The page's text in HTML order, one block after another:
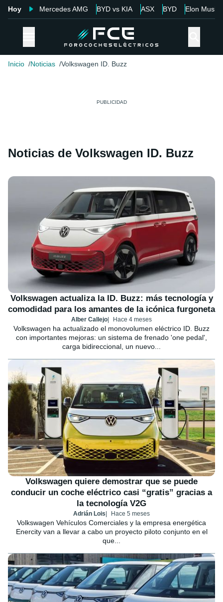
Hoy Mercedes AMG BYD vs KIA ASX BYD Elon Musk
Inicio Noticias Volkswagen ID. Buzz
Noticias de Volkswagen ID. Buzz
Volkswagen actualiza la ID. Buzz: más tecnología y
comodidad para los amantes de la icónica furgoneta
Alber Callejo Hace 4 meses
Volkswagen ha actualizado el monovolumen eléctrico ID. Buzz
con importantes mejoras: un sistema de frenado 'one pedal',
carga bidireccional, un nuevo...
Volkswagen quiere demostrar que se puede
conducir un coche eléctrico casi “gratis” gracias a
la tecnología V2G
Adrián Lois Hace 5 meses
Volkswagen Vehículos Comerciales y la empresa energética
Enercity van a llevar a cabo un proyecto piloto conjunto en el
que...